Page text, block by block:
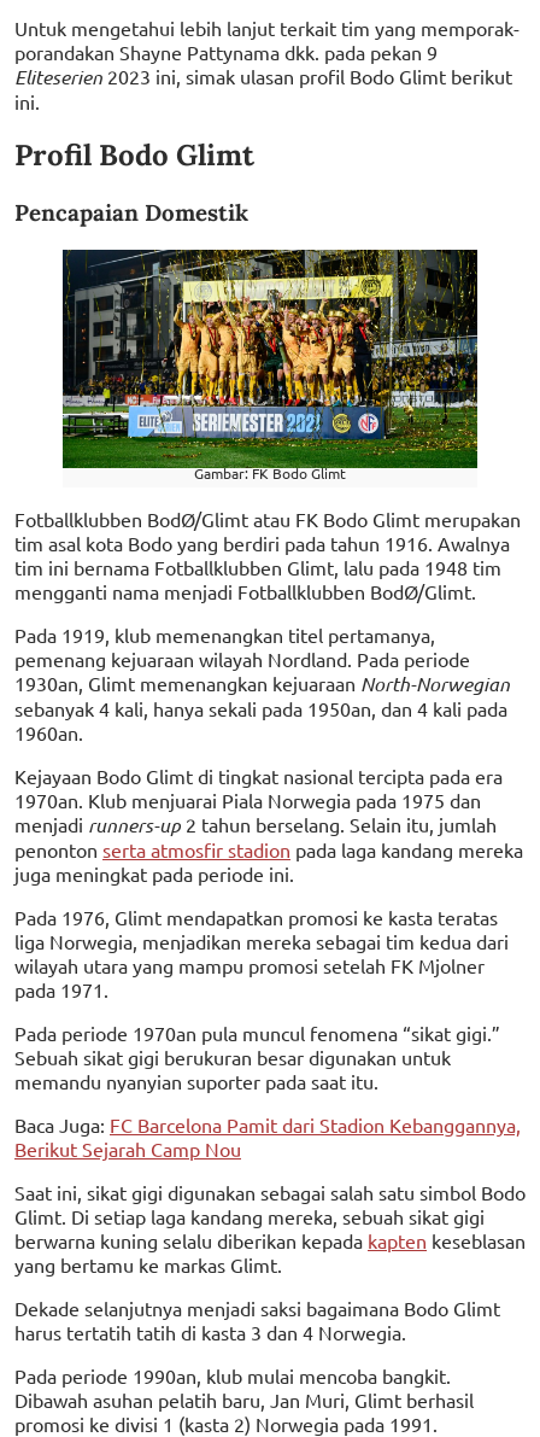
Untuk mengetahui lebih lanjut terkait tim yang memporak-
porandakan Shayne Pattynama dkk. pada pekan 9
Eliteserien 2023 ini, simak ulasan profil Bodo Glimt berikut
ini.
Profil Bodo Glimt
Pencapaian Domestik
Gambar: FK Bodo Glimt
Fotballklubben BodØ/Glimt atau FK Bodo Glimt merupakan
tim asal kota Bodo yang berdiri pada tahun 1916. Awalnya
tim ini bernama Fotballklubben Glimt, lalu pada 1948 tim
mengganti nama menjadi Fotballklubben BodØ/Glimt.
Pada 1919, klub memenangkan titel pertamanya,
pemenang kejuaraan wilayah Nordland. Pada periode
1930an, Glimt memenangkan kejuaraan North-Norwegian
sebanyak 4 kali, hanya sekali pada 1950an, dan 4 kali pada
1960an.
Kejayaan Bodo Glimt di tingkat nasional tercipta pada era
1970an. Klub menjuarai Piala Norwegia pada 1975 dan
menjadi runners-up 2 tahun berselang. Selain itu, jumlah
penonton serta atmosfir stadion pada laga kandang mereka
juga meningkat pada periode ini.
Pada 1976, Glimt mendapatkan promosi ke kasta teratas
liga Norwegia, menjadikan mereka sebagai tim kedua dari
wilayah utara yang mampu promosi setelah FK Mjolner
pada 1971.
Pada periode 1970an pula muncul fenomena “sikat gigi.”
Sebuah sikat gigi berukuran besar digunakan untuk
memandu nyanyian suporter pada saat itu.
Baca Juga: FC Barcelona Pamit dari Stadion Kebanggannya,
Berikut Sejarah Camp Nou
Saat ini, sikat gigi digunakan sebagai salah satu simbol Bodo
Glimt. Di setiap laga kandang mereka, sebuah sikat gigi
berwarna kuning selalu diberikan kepada kapten keseblasan
yang bertamu ke markas Glimt.
Dekade selanjutnya menjadi saksi bagaimana Bodo Glimt
harus tertatih tatih di kasta 3 dan 4 Norwegia.
Pada periode 1990an, klub mulai mencoba bangkit.
Dibawah asuhan pelatih baru, Jan Muri, Glimt berhasil
promosi ke divisi 1 (kasta 2) Norwegia pada 1991.